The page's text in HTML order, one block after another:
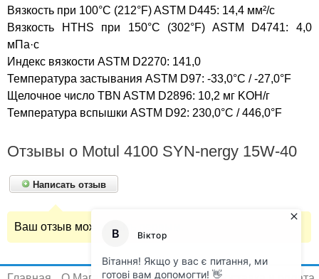
Вязкость при 100°C (212°F) ASTM D445: 14,4 мм²/с
Вязкость HTHS при 150°C (302°F) ASTM D4741: 4,0
мПа·с
Индекс вязкости ASTM D2270: 141,0
Температура застывания ASTM D97: -33,0°C / -27,0°F
Щелочное число TBN ASTM D2896: 10,2 мг KOH/г
Температура вспышки ASTM D92: 230,0°C / 446,0°F
Отзывы о Motul 4100 SYN-nergy 15W-40
Написать отзыв
Ваш отзыв может быть первым.